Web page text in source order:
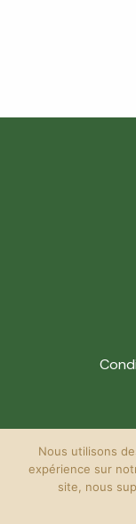
© 2026
Nous utilisons
expérience sur
site, nous